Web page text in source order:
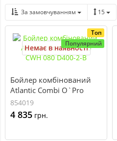
За замовчуванням 15
Топ
Популярний
Немає в наявності
Бойлер комбінований
Atlantic Combi O`Pro
CWH 080 D400-2-B
854019
4 835 грн.